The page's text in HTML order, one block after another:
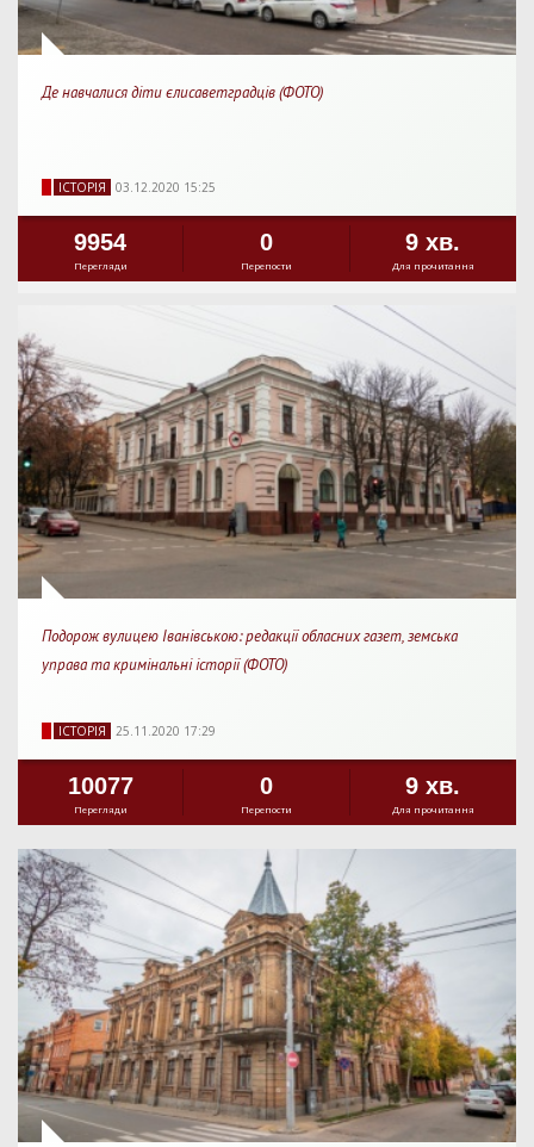
Де навчалися діти єлисаветградців (ФОТО)
IСТОРIЯ 03.12.2020 15:25
9954
Перегляди
0
Перепости
9 хв.
Для прочитання
Подорож вулицею Іванівською: редакції обласних газет, земська
управа та кримінальні історії (ФОТО)
IСТОРIЯ 25.11.2020 17:29
10077
Перегляди
0
Перепости
9 хв.
Для прочитання